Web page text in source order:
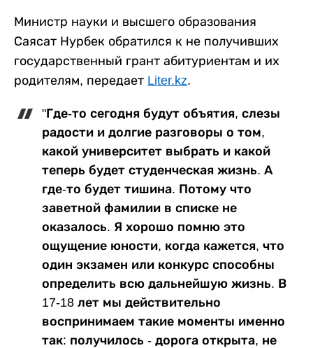
Министр науки и высшего образования
Саясат Нурбек обратился к не получивших
государственный грант абитуриентам и их
родителям, передает Liter.kz.
"Где-то сегодня будут объятия, слезы
радости и долгие разговоры о том,
какой университет выбрать и какой
теперь будет студенческая жизнь. А
где-то будет тишина. Потому что
заветной фамилии в списке не
оказалось. Я хорошо помню это
ощущение юности, когда кажется, что
один экзамен или конкурс способны
определить всю дальнейшую жизнь. В
17-18 лет мы действительно
воспринимаем такие моменты именно
так: получилось - дорога открыта, не